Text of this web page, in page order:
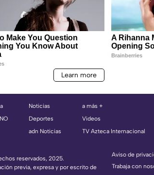
Noticias
Deportes
adn Noticias
a más +
Videos
TV Azteca Internacional
reservados, 2025.
previa, expresa y por escrito de
Aviso de
Trabaja con